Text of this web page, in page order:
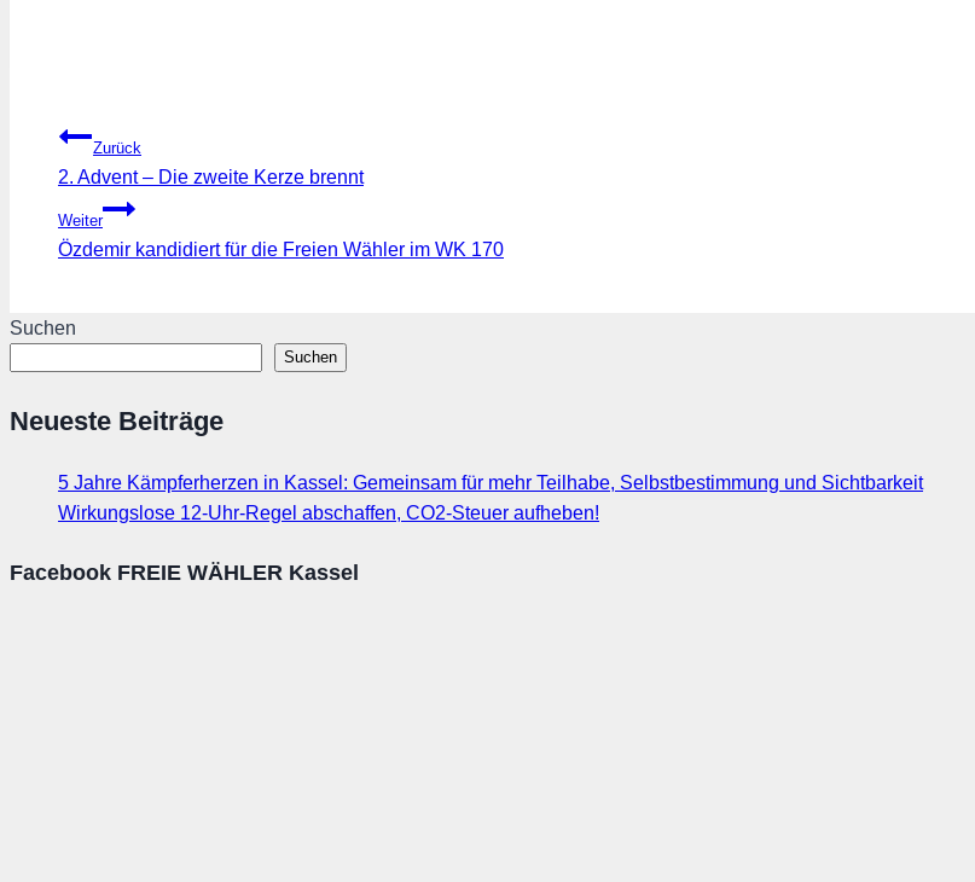
Beitragsnavigation
Zurück
2. Advent – Die zweite Kerze brennt
Weiter
Özdemir kandidiert für die Freien Wähler im WK 170
Suchen
Suchen
Neueste Beiträge
5 Jahre Kämpferherzen in Kassel: Gemeinsam für mehr Teilhabe, Selbstbestimmung und Sichtbarkeit
Wirkungslose 12-Uhr-Regel abschaffen, CO2-Steuer aufheben!
Facebook FREIE WÄHLER Kassel